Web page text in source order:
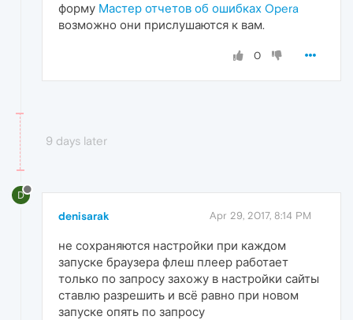
форму Мастер отчетов об ошибках Opera
возможно они прислушаются к вам.
0
9 days later
D
denisarak Apr 29, 2017, 8:14 PM
не сохраняются настройки при каждом
запуске браузера флеш плеер работает
только по запросу захожу в настройки сайты
ставлю разрешить и всё равно при новом
запуске опять по запросу